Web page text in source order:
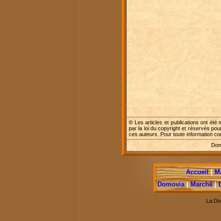
© Les articles et publications ont été
par la loi du copyright et réservés
ces auteurs. Pour toute information
Accueil|
Domovia|Marché|
La